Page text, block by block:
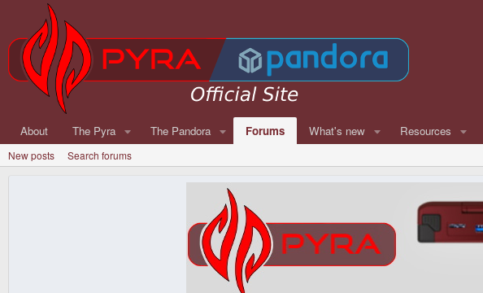
About The Pyra The Pandora Forums What's new Resources
New posts Search forums